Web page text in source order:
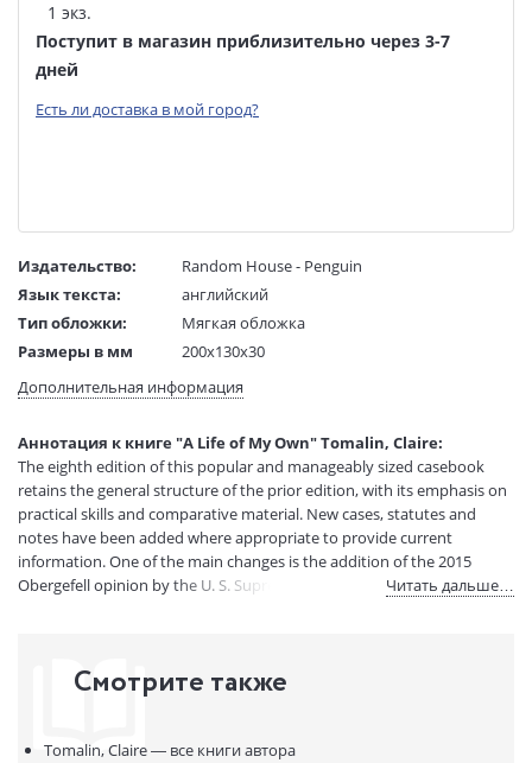
1 экз.
Поступит в магазин приблизительно через 3-7
дней
Есть ли доставка в мой город?
Издательство:
Random House - Penguin
Язык текста:
английский
Тип обложки:
Мягкая обложка
Размеры в мм
200x130x30
Вес:
1 гр.
Код товара:
50099331
Артикул:
13960076
ISBN:
9780241974834
В продаже с:
23.01.2025
Дополнительная информация
Аннотация к книге "A Life of My Own" Tomalin, Claire:
The eighth edition of this popular and manageably sized casebook
retains the general structure of the prior edition, with its emphasis on
practical skills and comparative material. New cases, statutes and
notes have been added where appropriate to provide current
information. One of the main changes is the addition of the 2015
Obergefell opinion by the U. S. Supreme Court regarding gay marriage.
Читать дальше…
Смотрите также
Tomalin, Claire — все книги автора